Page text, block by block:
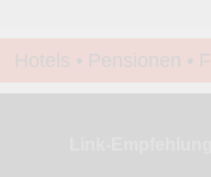
Hotels • Pensionen •